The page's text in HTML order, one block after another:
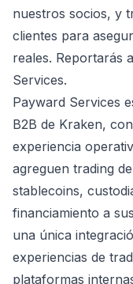
nuestros socios, y
clientes para
reales. Reportarás
Services.
Payward Services
B2B de Kraken,
experiencia
agreguen trading
stablecoins,
financiamiento a
una única
experiencias de
plataformas